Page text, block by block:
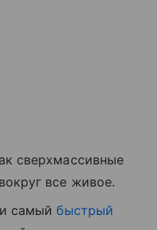
сверхмассивные
все живое.
самыйбыстрый